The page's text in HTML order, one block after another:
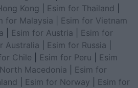
Kong Esim for Thailand
for Malaysia
Esim for Vietnam
Esim for Austria
Esim for
Australia Esim for Russia
Chile Esim for Peru
Esim
Macedonia
Esim for
Esim for Norway
Esim for